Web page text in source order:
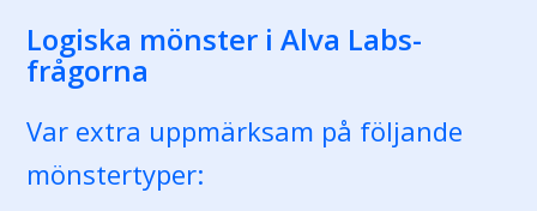
Logiska mönster i Alva Labs-
frågorna
Var extra uppmärksam på följande
mönstertyper: